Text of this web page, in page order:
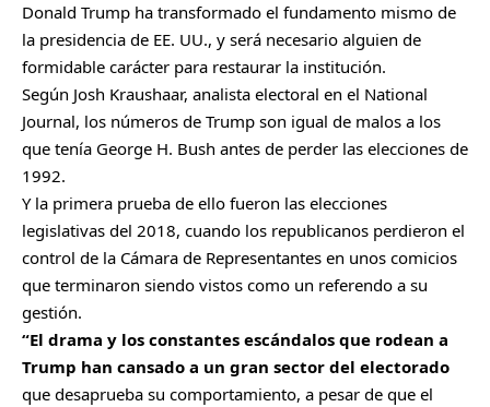
Donald Trump ha transformado el fundamento mismo de
la presidencia de EE. UU., y será necesario alguien de
formidable carácter para restaurar la institución.
Según Josh Kraushaar, analista electoral en el National
Journal, los números de Trump son igual de malos a los
que tenía George H. Bush antes de perder las elecciones de
1992.
Y la primera prueba de ello fueron las elecciones
legislativas del 2018, cuando los republicanos perdieron el
control de la Cámara de Representantes en unos comicios
que terminaron siendo vistos como un referendo a su
gestión.
“El drama y los constantes escándalos que rodean a
Trump han cansado a un gran sector del electorado
que desaprueba su comportamiento, a pesar de que el